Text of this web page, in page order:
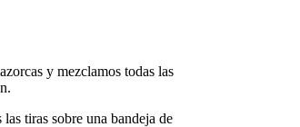
y mezclamos todas las
tiras sobre una bandeja de